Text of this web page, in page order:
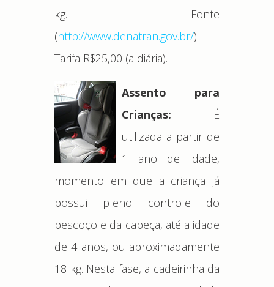
kg. Fonte
(http://www.denatran.gov.br/) –
Tarifa R$25,00 (a diária).
Assento para
Crianças: É
utilizada a partir de
1 ano de idade,
momento em que a criança já
possui pleno controle do
pescoço e da cabeça, até a idade
de 4 anos, ou aproximadamente
18 kg. Nesta fase, a cadeirinha da